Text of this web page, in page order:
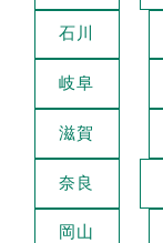
石川
岐阜
滋賀
奈良
岡山